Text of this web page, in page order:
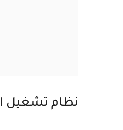
نظام تشغيل